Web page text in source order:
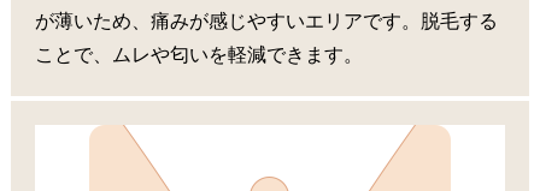
が薄いため、痛みが感じやすいエリアです。脱毛する
ことで、ムレや匂いを軽減できます。